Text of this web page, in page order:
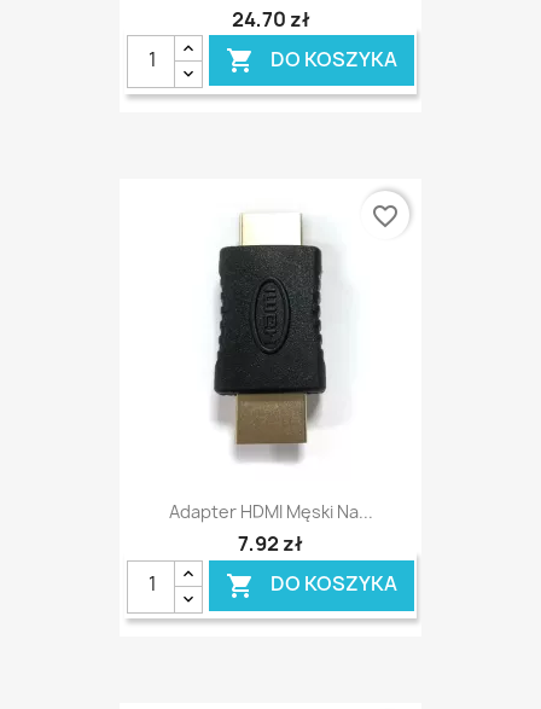
24,70 zł
 DO KOSZYKA
Adapter HDMI Męski Na...
7,92 zł
 DO KOSZYKA
favorite_border